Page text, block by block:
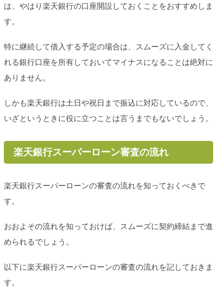
は、やはり楽天銀行の口座開設しておくことをおすすめしま
す。
特に継続して借入する予定の場合は、スムーズに入金してく
れる銀行口座を所有しておいてマイナスになることは絶対に
ありません。
しかも楽天銀行は土日や祝日まで振込に対応しているので、
いざというときに役に立つことは言うまでもないでしょう。
楽天銀行スーパーローン審査の流れ
楽天銀行スーパーローンの審査の流れを知っておくべきで
す。
おおよその流れを知っておけば、スムーズに契約締結まで進
められるでしょう。
以下に楽天銀行スーパーローンの審査の流れを記しておきま
す。